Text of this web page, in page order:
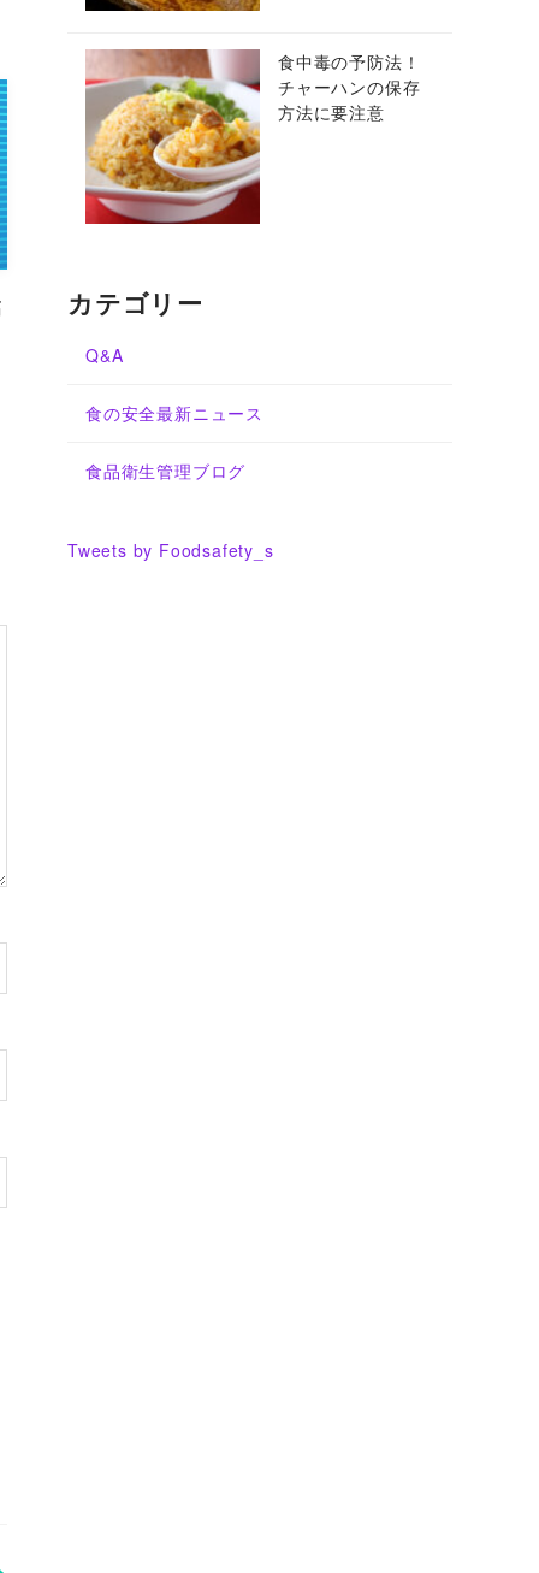
食中毒の予防法！
チャーハンの保存
方法に要注意
カテゴリー
Q&A
食の安全最新ニュース
食品衛生管理ブログ
Tweets by Foodsafety_s